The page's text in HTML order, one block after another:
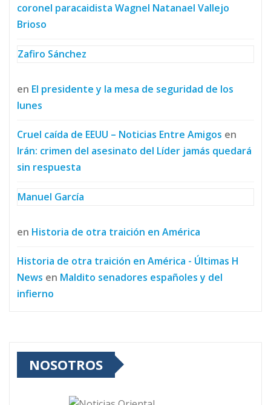
coronel paracaidista Wagnel Natanael Vallejo
Brioso
Zafiro Sánchez
en El presidente y la mesa de seguridad de los
lunes
Cruel caída de EEUU – Noticias Entre Amigos en
Irán: crimen del asesinato del Líder jamás quedará
sin respuesta
Manuel García
en Historia de otra traición en América
Historia de otra traición en América - Últimas H
News en Maldito senadores españoles y del
infierno
NOSOTROS